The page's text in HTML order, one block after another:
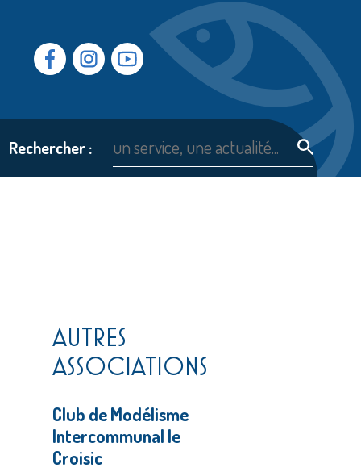
Facebook Instragram Youtube
Rechercher :
AUTRES
ASSOCIATIONS
Club de Modélisme
Intercommunal le
Croisic